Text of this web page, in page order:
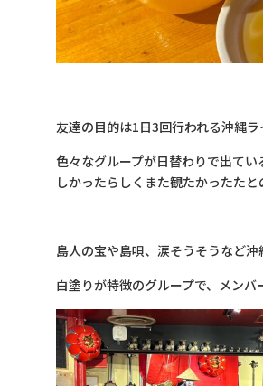
友達の目的は1日3回行われる沖縄ラ
色々なグループが日替わりで出て
しかったらしくまた観たかったた
島人の宝や島唄、涙そうそうなど
白塗りが特徴のグループで、メン